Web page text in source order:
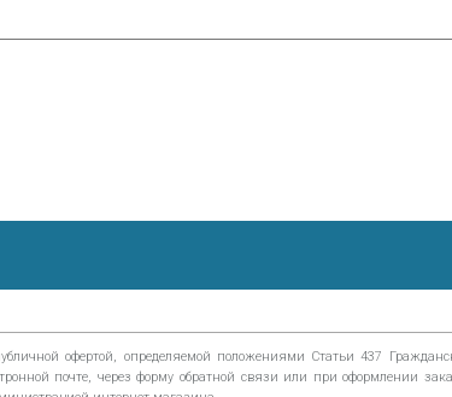
офертой, определяемой положениями Статьи 437
почте, через форму обратной связи или при оформлении